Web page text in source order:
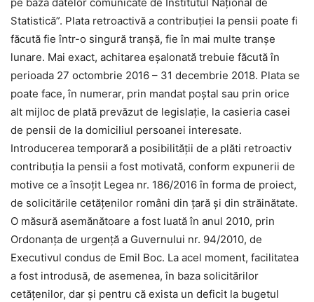
Statistică”. Plata retroactivă a contribuției la pensii poate fi
făcută fie într-o singură tranșă, fie în mai multe tranșe
lunare. Mai exact, achitarea eșalonată trebuie făcută în
perioada 27 octombrie 2016 – 31 decembrie 2018. Plata se
poate face, în numerar, prin mandat poștal sau prin orice
alt mijloc de plată prevăzut de legislație, la casieria casei
de pensii de la domiciliul persoanei interesate.
Introducerea temporară a posibilității de a plăti retroactiv
contribuția la pensii a fost motivată, conform expunerii de
motive ce a însoțit Legea nr. 186/2016 în forma de proiect,
de solicitările cetățenilor români din țară și din străinătate.
O măsură asemănătoare a fost luată în anul 2010, prin
Ordonanța de urgență a Guvernului nr. 94/2010, de
Executivul condus de Emil Boc. La acel moment, facilitatea
a fost introdusă, de asemenea, în baza solicitărilor
cetățenilor, dar și pentru că exista un deficit la bugetul